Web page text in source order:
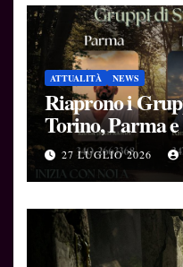
ATTUALITÀ NEWS
Riaprono i
Torino, Parma
27 LUGLIO 2026